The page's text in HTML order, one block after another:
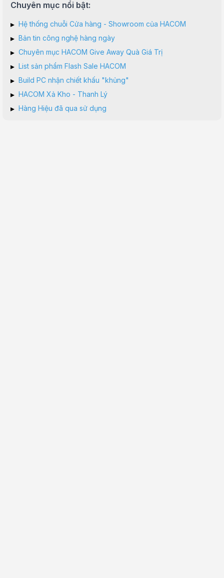
Chuyên mục nổi bật:
▸ Hệ thống chuỗi Cửa hàng - Showroom của HACOM
▸ Bản tin công nghệ hàng ngày
▸ Chuyên mục HACOM Give Away Quà Giá Trị
▸ List sản phẩm Flash Sale HACOM
▸ Build PC nhận chiết khấu "khủng"
▸ HACOM Xả Kho - Thanh Lý
▸ Hàng Hiệu đã qua sử dụng